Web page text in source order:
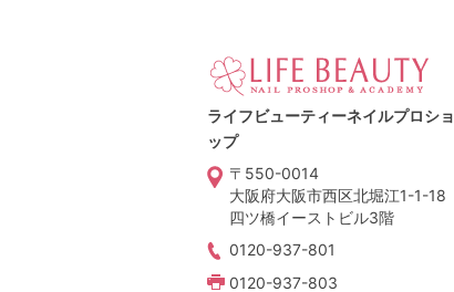
ライフビューティーネイルプロショ
ップ
〒550-0014
大阪府大阪市西区北堀江1-1-18
四ツ橋イーストビル3階
0120-937-801
0120-937-803